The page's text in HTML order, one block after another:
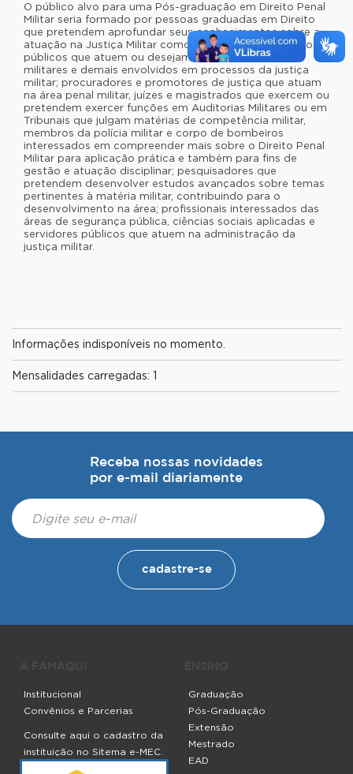
O público alvo para uma Pós-graduação em Direito Penal
Militar seria formado por pessoas graduadas em Direito
que pretendem aprofundar seus conhecimentos sobre a
atuação na Justiça Militar como: Advogados e defensores
públicos que atuem ou desejam atuar na defesa de
militares e demais envolvidos em processos da justiça
militar; procuradores e promotores de justiça que atuam
na área penal militar, juízes e magistrados que exercem ou
pretendem exercer funções em Auditorias Militares ou em
Tribunais que julgam matérias de competência militar,
membros da polícia militar e corpo de bombeiros
interessados em compreender mais sobre o Direito Penal
Militar para aplicação prática e também para fins de
gestão e atuação disciplinar; pesquisadores que
pretendem desenvolver estudos avançados sobre temas
pertinentes à matéria militar, contribuindo para o
desenvolvimento na área; profissionais interessados das
áreas de segurança pública, ciências sociais aplicadas e
servidores públicos que atuem na administração da
justiça militar.
Informações indisponíveis no momento.
Mensalidades carregadas: 1
Receba nossas novidades
por e-mail diariamente
cadastre-se
Institucional
Convênios e Parcerias
Consulte aqui o cadastro da
instituição no Sitema e-MEC.
Graduação
Pós-Graduação
Extensão
Mestrado
EAD